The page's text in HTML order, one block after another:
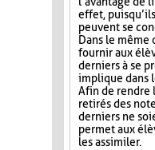
effet,
peuvent se
Dans le même
fournir aux
derniers à se
implique dans
Afin de rendre
retirés des
derniers ne
permet aux
les assimiler.